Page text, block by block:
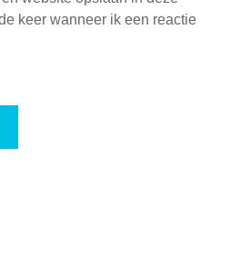
keer wanneer ik een reactie